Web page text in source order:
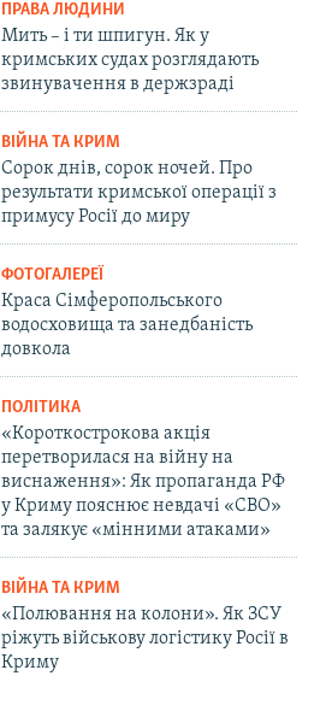
ПРАВА ЛЮДИНИ
Мить – і ти шпигун. Як у
кримських судах розглядають
звинувачення в держзраді
ВІЙНА ТА КРИМ
Сорок днів, сорок ночей. Про
результати кримської операції з
примусу Росії до миру
ФОТОГАЛЕРЕЇ
Краса Сімферопольського
водосховища та занедбаність
довкола
ПОЛІТИКА
«Короткострокова акція
перетворилася на війну на
виснаження»: Як пропаганда РФ
у Криму пояснює невдачі «СВО»
та залякує «мінними атаками»
ВІЙНА ТА КРИМ
«Полювання на колони». Як ЗСУ
ріжуть військову логістику Росії в
Криму